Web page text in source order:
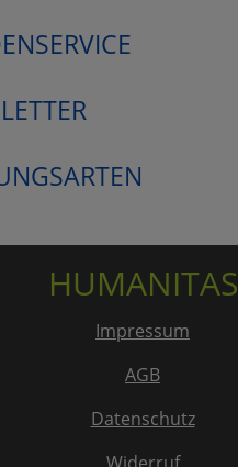
HUMANITAS
Impressum
AGB
Datenschutz